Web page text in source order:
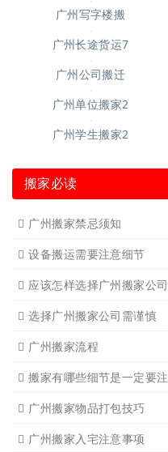
广州写字楼搬
广州长途货运7
广州公司搬迁
广州单位搬家2
广州学生搬家2
搬家必读
广州搬家禁忌须知
设备搬运需要注意细节
应该怎样选择广州搬家公司
选择广州搬家公司需谨慎
广州搬家流程
搬家有哪些细节是一定要注
广州搬家物品打包技巧
广州搬家入宅注意事项